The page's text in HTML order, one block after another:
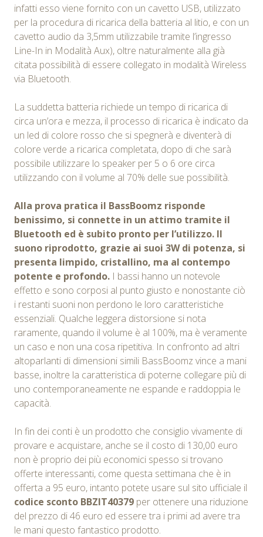
infatti esso viene fornito con un cavetto USB, utilizzato
per la procedura di ricarica della batteria al litio, e con un
cavetto audio da 3,5mm utilizzabile tramite l’ingresso
Line-In in Modalità Aux), oltre naturalmente alla già
citata possibilità di essere collegato in modalità Wireless
via Bluetooth.
La suddetta batteria richiede un tempo di ricarica di
circa un’ora e mezza, il processo di ricarica è indicato da
un led di colore rosso che si spegnerà e diventerà di
colore verde a ricarica completata, dopo di che sarà
possibile utilizzare lo speaker per 5 o 6 ore circa
utilizzando con il volume al 70% delle sue possibilità.
Alla prova pratica il BassBoomz risponde
benissimo, si connette in un attimo tramite il
Bluetooth ed è subito pronto per l’utilizzo. Il
suono riprodotto, grazie ai suoi 3W di potenza, si
presenta limpido, cristallino, ma al contempo
potente e profondo. I bassi hanno un notevole
effetto e sono corposi al punto giusto e nonostante ciò
i restanti suoni non perdono le loro caratteristiche
essenziali. Qualche leggera distorsione si nota
raramente, quando il volume è al 100%, ma è veramente
un caso e non una cosa ripetitiva. In confronto ad altri
altoparlanti di dimensioni simili BassBoomz vince a mani
basse, inoltre la caratteristica di poterne collegare più di
uno contemporaneamente ne espande e raddoppia le
capacità.
In fin dei conti è un prodotto che consiglio vivamente di
provare e acquistare, anche se il costo di 130,00 euro
non è proprio dei più economici spesso si trovano
offerte interessanti, come questa settimana che è in
offerta a 95 euro, intanto potete usare sul sito ufficiale il
codice sconto BBZIT40379 per ottenere una riduzione
del prezzo di 46 euro ed essere tra i primi ad avere tra
le mani questo fantastico prodotto.